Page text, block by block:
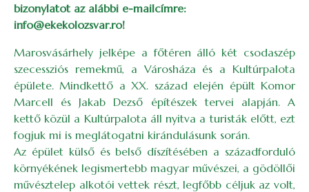
bizonylatot az alábbi e-mailcímre:
info@ekekolozsvar.ro!
Marosvásárhely jelképe a főtéren álló két csodaszép
szecessziós remekmű, a Városháza és a Kultúrpalota
épülete. Mindkettő a XX. század elején épült Komor
Marcell és Jakab Dezső építészek tervei alapján. A
kettő közül a Kultúrpalota áll nyitva a turisták előtt, ezt
fogjuk mi is meglátogatni kirándulásunk során.
Az épület külső és belső díszítésében a századforduló
környékének legismertebb magyar művészei, a gödöllői
művésztelep alkotói vettek részt, legfőbb céljuk az volt,